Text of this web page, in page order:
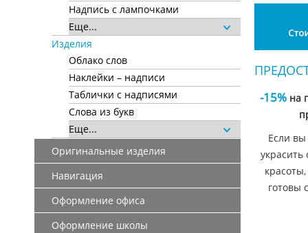
Надпись с лампочками
Еще...
Изделия
Облако слов
Наклейки – надписи
Таблички с надписями
Слова из букв
Еще...
Оригинальные изделия
Навигация
Оформление офиса
Оформление школы
-15%на
Если вы
украсить
готовы